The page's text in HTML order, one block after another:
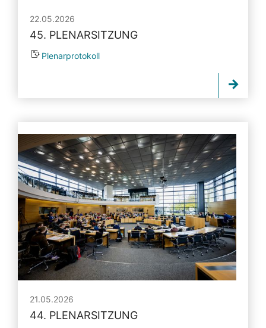
22.05.2026
45. PLENARSITZUNG
Plenarprotokoll
21.05.2026
44. PLENARSITZUNG